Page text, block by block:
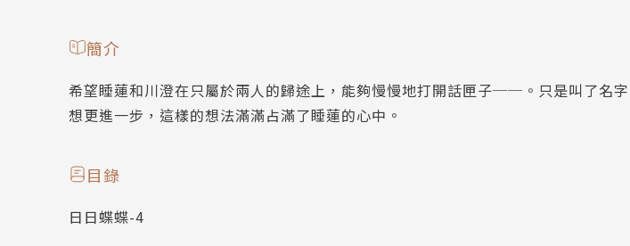
簡介
希望睡蓮和川澄在只屬於兩人的歸途上，能夠慢慢地打開話匣子──。只是叫了名
想更進一步，這樣的想法滿滿占滿了睡蓮的心中。
目錄
日日蝶蝶-4